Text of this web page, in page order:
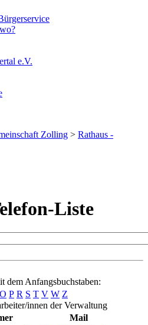
e.V.
Zolling > Rathaus -
Liste
dem Anfangsbuchstaben:
O P R S T V W Z
innen der Verwaltung
Mail